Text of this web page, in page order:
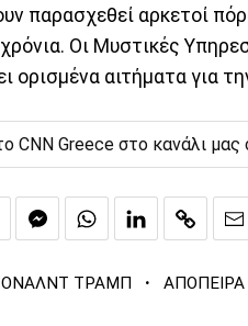
παρασχεθεί αρκετοί
Οι Μυστικές
ορισμένα αιτήματα για
CNN Greece στο κανάλι μας
ΤΡΑΜΠ ·